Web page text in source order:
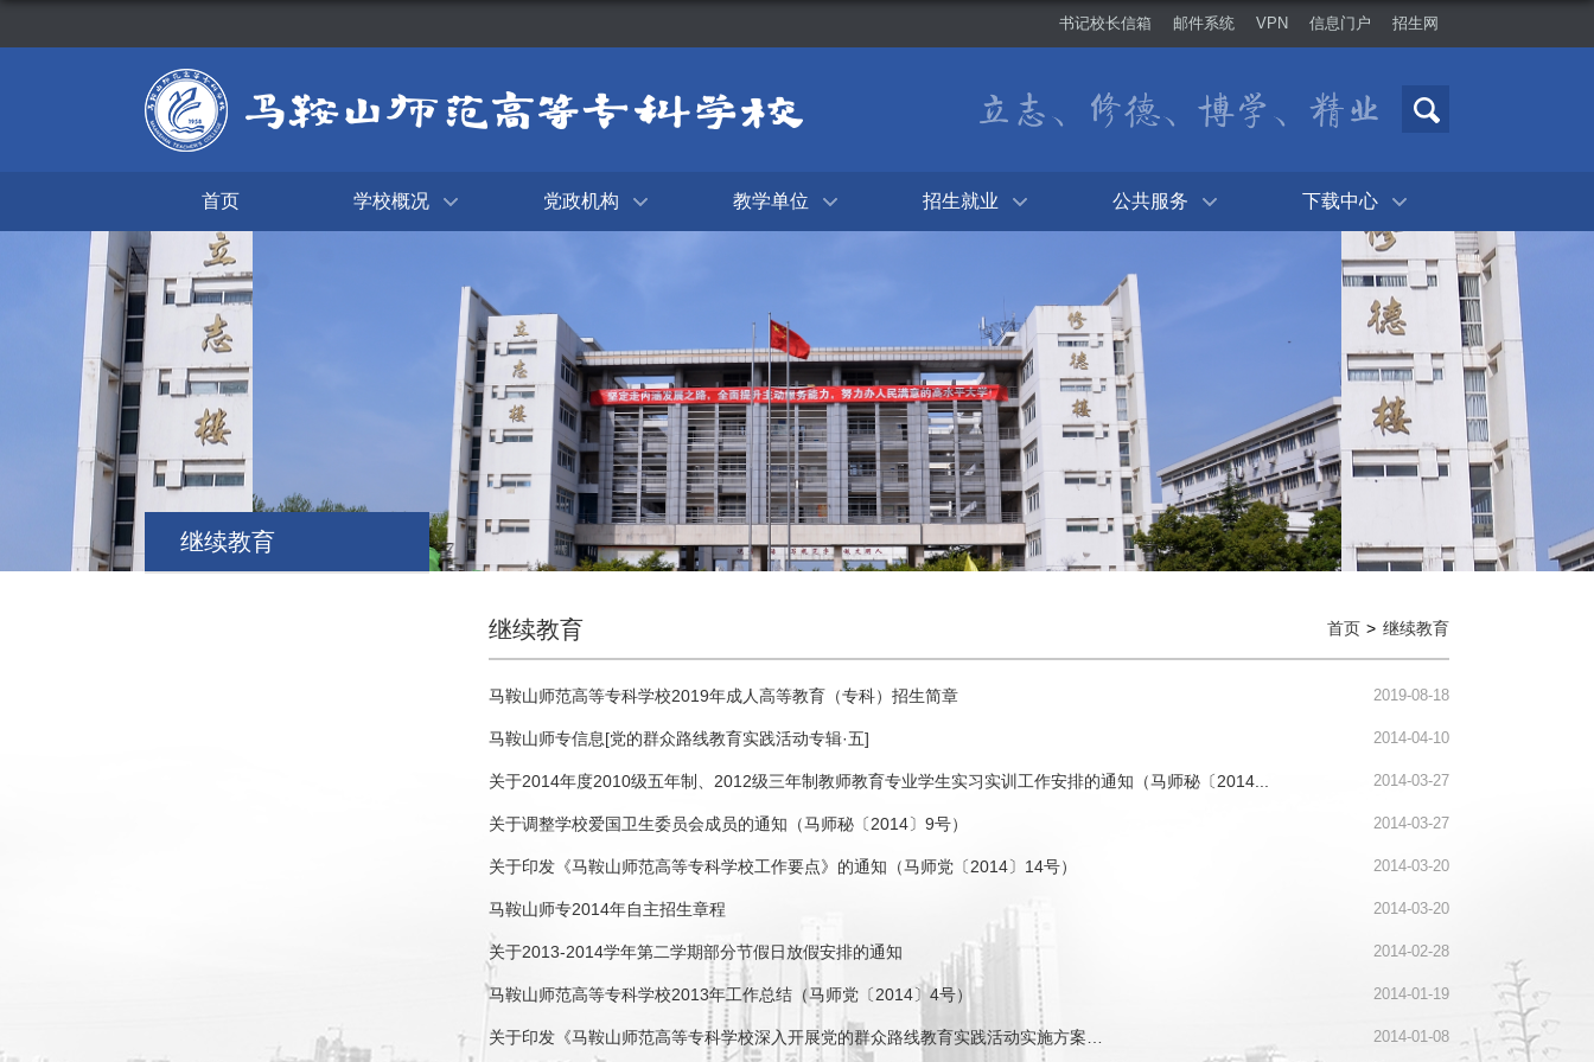
书记校长信箱 邮件系统 VPN 信息门户 招生网
首页 学校概况 党政机构 教学单位 招生就业 公共服务 下载中心
继续教育
首页 继续教育
继续教育
马鞍山师范高等专科学校2019年成人高等教育（专科）招生简章 2019-08-18
马鞍山师专信息[党的群众路线教育实践活动专辑·五] 2014-04-10
关于2014年度2010级五年制、2012级三年制教师教育专业学生实习实训工作安排的通知（马师秘〔2014... 2014-03-27
关于调整学校爱国卫生委员会成员的通知（马师秘〔2014〕9号） 2014-03-27
关于印发《马鞍山师范高等专科学校工作要点》的通知（马师党〔2014〕14号） 2014-03-20
马鞍山师专2014年自主招生章程 2014-03-20
关于2013-2014学年第二学期部分节假日放假安排的通知 2014-02-28
马鞍山师范高等专科学校2013年工作总结（马师党〔2014〕4号） 2014-01-19
关于印发《马鞍山师范高等专科学校深入开展党的群众路线教育实践活动实施方案… 2014-01-08